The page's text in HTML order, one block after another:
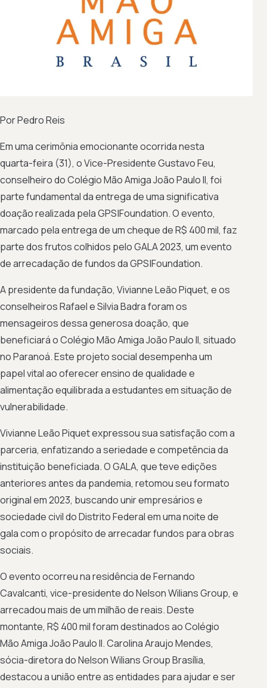
Por Pedro Reis
Em uma cerimônia emocionante ocorrida nesta
quarta-feira (31), o Vice-Presidente Gustavo Feu,
conselheiro do Colégio Mão Amiga João Paulo II, foi
parte fundamental da entrega de uma significativa
doação realizada pela GPS|Foundation. O evento,
marcado pela entrega de um cheque de R$ 400 mil, faz
parte dos frutos colhidos pelo GALA 2023, um evento
de arrecadação de fundos da GPS|Foundation.
A presidente da fundação, Vivianne Leão Piquet, e os
conselheiros Rafael e Silvia Badra foram os
mensageiros dessa generosa doação, que
beneficiará o Colégio Mão Amiga João Paulo II, situado
no Paranoá. Este projeto social desempenha um
papel vital ao oferecer ensino de qualidade e
alimentação equilibrada a estudantes em situação de
vulnerabilidade.
Vivianne Leão Piquet expressou sua satisfação com a
parceria, enfatizando a seriedade e competência da
instituição beneficiada. O GALA, que teve edições
anteriores antes da pandemia, retomou seu formato
original em 2023, buscando unir empresários e
sociedade civil do Distrito Federal em uma noite de
gala com o propósito de arrecadar fundos para obras
sociais.
O evento ocorreu na residência de Fernando
Cavalcanti, vice-presidente do Nelson Wilians Group, e
arrecadou mais de um milhão de reais. Deste
montante, R$ 400 mil foram destinados ao Colégio
Mão Amiga João Paulo II. Carolina Araujo Mendes,
sócia-diretora do Nelson Wilians Group Brasília,
destacou a união entre as entidades para ajudar e ser